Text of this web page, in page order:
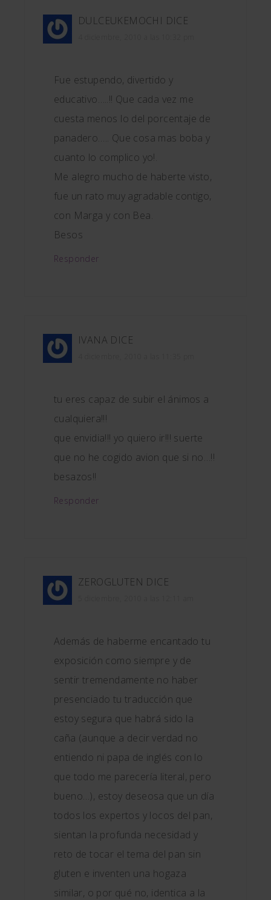
DULCEUKEMOCHI DICE
Fue estupendo, divertido y
educativo…..!! Que cada vez me
cuesta menos lo del porcentaje de
panadero….. Que cosa mas boba y
cuanto lo complico yo!.
Me alegro mucho de haberte visto,
fue un rato muy agradable contigo,
con Marga y con Bea.
Besos
Responder
IVANA DICE
tu eres capaz de subir el ánimos a
cualquiera!!!
que envidia!!! yo quiero ir!!! suerte
que no he cogido avion que si no…!!
besazos!!
Responder
ZEROGLUTEN DICE
Además de haberme encantado tu
exposición como siempre y de
sentir tremendamente no haber
presenciado tu traducción que
estoy segura que habrá sido la
caña (aunque a decir verdad no
entiendo ni papa de inglés con lo
que todo me parecería literal, pero
bueno…), estoy deseosa que un día
todos los expertos y locos del pan,
sientan la profunda necesidad y
reto de tocar el tema del pan sin
gluten e inventen una hogaza
similar, o por qué no, identica a la